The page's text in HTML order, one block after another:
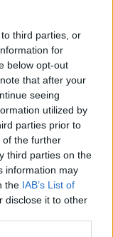
third parties, or
for
below opt-out
that after your
seeing
utilized by
parties prior to
of the further
third parties on the
information may
the IAB’s List of
disclose it to other
zdiva. Tato
potřebují pomoc.
zimu v zimním
smrt. Ani
jednoduchým.
zabránit únikům
zabezpečit